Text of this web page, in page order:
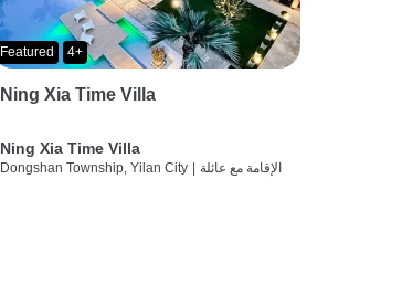
Featured 4+
Ning Xia Time Villa
Ning Xia Time Villa
Dongshan Township, Yilan City | الإقامة مع عائلة